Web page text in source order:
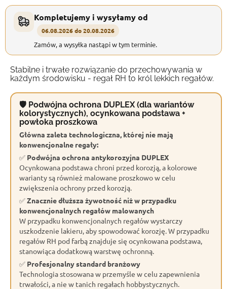
Kompletujemy i wysyłamy od
06.08.2026 do 20.08.2026
Zamów, a wysyłka nastąpi w tym terminie.
Stabilne i trwałe rozwiązanie do przechowywania w
każdym środowisku - regał RH to król lekkich regałów.
🛡 Podwójna ochrona DUPLEX (dla wariantów
kolorystycznych), ocynkowana podstawa +
powłoka proszkowa
Główna zaleta technologiczna, której nie mają
konwencjonalne regały:
✅ Podwójna ochrona antykorozyjna DUPLEX
Ocynkowana podstawa chroni przed korozją, a kolorowe
warianty są również malowane proszkowo w celu
zwiększenia ochrony przed korozją.
✅Znacznie dłuższa żywotność niż w przypadku
konwencjonalnych regałów malowanych
W przypadku konwencjonalnych regałów wystarczy
uszkodzenie lakieru, aby spowodować korozję. W przypadku
regałów RH pod farbą znajduje się ocynkowana podstawa,
stanowiąca dodatkową warstwę ochronną.
✅ Profesjonalny standard branżowy
Technologia stosowana w przemyśle w celu zapewnienia
trwałości, a nie w tanich regałach hobbystycznych.